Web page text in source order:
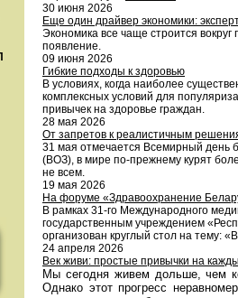
30 июня 2026
Еще один драйвер экономики:
Экономика все чаще строится
появление.
09 июня 2026
Гибкие подходы к здоровью
В условиях, когда наиболее
комплексных условий для
привычек на здоровье граждан.
28 мая 2026
От запретов к реалистичным
31 мая отмечается Всемирный день
(ВОЗ), в мире по-прежнему курят
не всем.
19 мая 2026
На форуме «Здравоохранение
В рамках 31-го Международного
государственным учреждением
организован круглый стол на тему:
24 апреля 2026
Век живи: простые привычки на
Мы сегодня живем дольше, чем
Однако этот прогресс